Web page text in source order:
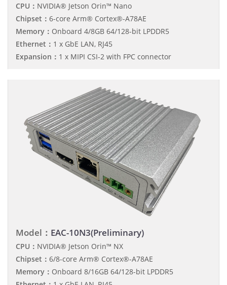
CPU： NVIDIA® Jetson Orin™ Nano
Chipset： 6-core Arm® Cortex®-A78AE
Memory： Onboard 4/8GB 64/128-bit LPDDR5
Ethernet： 1 x GbE LAN, RJ45
Expansion： 1 x MIPI CSI-2 with FPC connector
Model： EAC-10N3(Preliminary)
CPU： NVIDIA® Jetson Orin™ NX
Chipset： 6/8-core Arm® Cortex®-A78AE
Memory： Onboard 8/16GB 64/128-bit LPDDR5